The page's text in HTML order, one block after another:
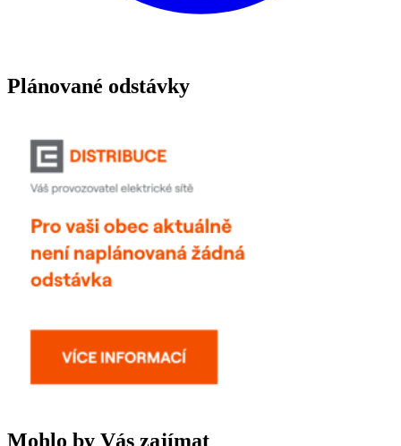
Plánované odstávky
Mohlo by Vás zajímat